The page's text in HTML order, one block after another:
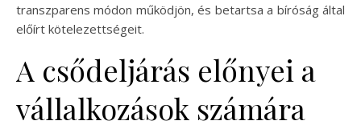
transzparens módon működjön, és betartsa a bíróság által
előírt kötelezettségeit.
A csődeljárás előnyei a
vállalkozások számára